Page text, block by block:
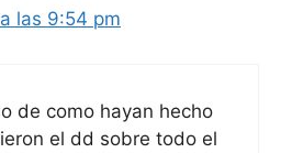
las 9:54 pm
de como hayan hecho
el dd sobre todo el